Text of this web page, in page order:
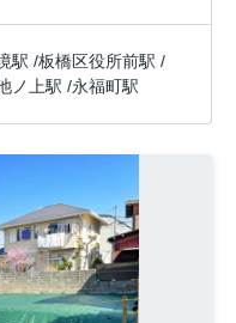
内や各種お手続き
会社が窓口として
駅 /板橋区役所前駅 /
ノ上駅 /永福町駅